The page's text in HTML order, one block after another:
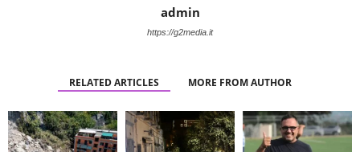
admin
https://g2media.it
RELATED ARTICLES MORE FROM AUTHOR